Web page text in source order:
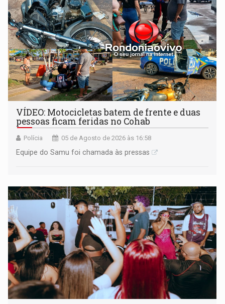
VÍDEO: Motocicletas batem de frente e duas
pessoas ficam feridas no Cohab
Polícia 05 de Agosto de 2026 às 16:58
Equipe do Samu foi chamada às pressas